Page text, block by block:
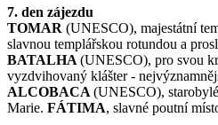
7. den zájezdu
TOMAR (UNESCO), majestátní
slavnou templářskou rotundou a
BATALHA (UNESCO), pro svou
vyzdvihovaný klášter -
ALCOBACA (UNESCO),
Marie. FÁTIMA, slavné poutní